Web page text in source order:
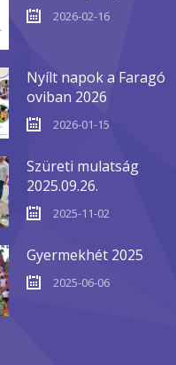
2026-02-16
Nyílt napok a Faragó
oviban 2026
2026-01-15
Szüreti mulatság
2025.09.26.
2025-11-02
Gyermekhét 2025
2025-06-06